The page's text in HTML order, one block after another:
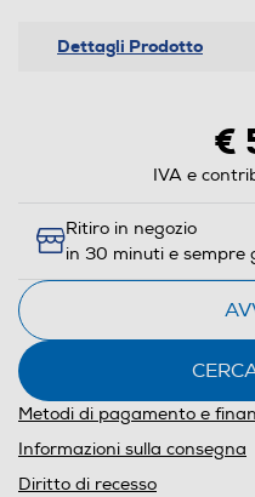
Dettagli Prodotto
€
IVA e
Ritiro in negozio
in 30 minuti e sempre
Metodi di pagamento e
Informazioni sulla consegna
Diritto di recesso